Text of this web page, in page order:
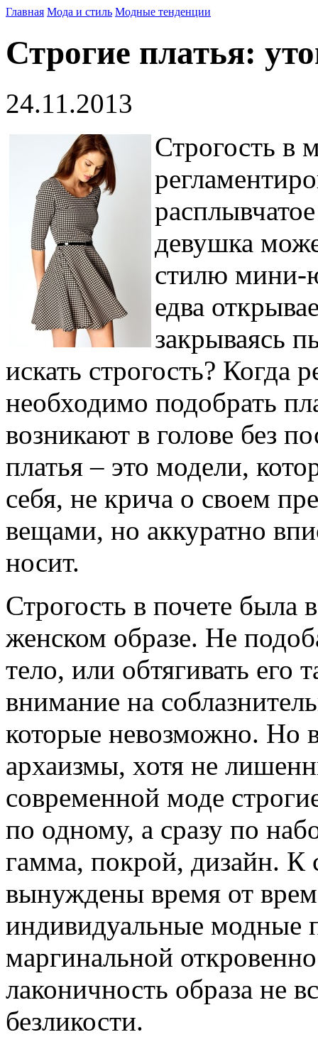
Главная Мода и стиль Модные тенденции
Строгие платья:
24.11.2013
Строгость в
девушка
стилю мини-
едва
закрываясь
искать строгость? Когда
необходимо подобрать
возникают в голове без
платья – это модели,
себя, не крича о своем
вещами, но аккуратно
носит.
Строгость в почете была
женском образе. Не
тело, или обтягивать его
внимание на
которые невозможно. Но
архаизмы, хотя не
современной моде
по одному, а сразу по
гамма, покрой, дизайн.
вынуждены время от
индивидуальные модные
маргинальной
лаконичность образа не
безликости.